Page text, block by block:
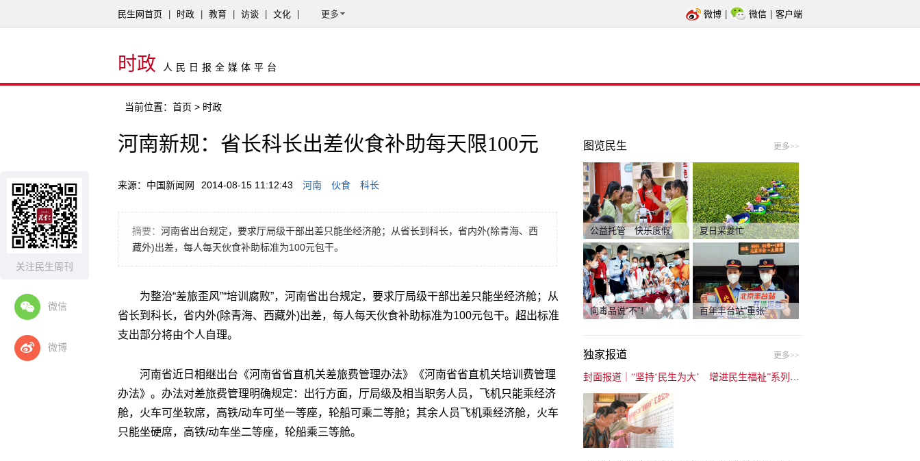
关注民生周刊
微信
微博
民生网首页 时政 教育 访谈 文化 更多 微博 微信 客户端
时政 人民日报全媒体平台
当前位置： 首页 > 时政
河南新规：省长科长出差伙食补助每天限100元
来源：中国新闻网 2014-08-15 11:12:43 河南 伙食 科长
摘要： 河南省出台规定，要求厅局级干部出差只能坐经济舱；从省长到科长，省内外(除青海、西
藏外)出差，每人每天伙食补助标准为100元包干。
为整治“差旅歪风”“培训腐败”，河南省出台规定，要求厅局级干部出差只能坐经济舱；从
省长到科长，省内外(除青海、西藏外)出差，每人每天伙食补助标准为100元包干。超出标准
支出部分将由个人自理。
河南省近日相继出台《河南省省直机关差旅费管理办法》《河南省省直机关培训费管理
办法》。办法对差旅费管理明确规定：出行方面，厅局级及相当职务人员，飞机只能乘经济
舱，火车可坐软席，高铁/动车可坐一等座，轮船可乘二等舱；其余人员飞机乘经济舱，火车
只能坐硬席，高铁/动车坐二等座，轮船乘三等舱。
图览民生 更多>>
公益托管 快乐度假 夏日采菱忙
向毒品说“不”！ 百年丰台站“重张”
独家报道 更多>>